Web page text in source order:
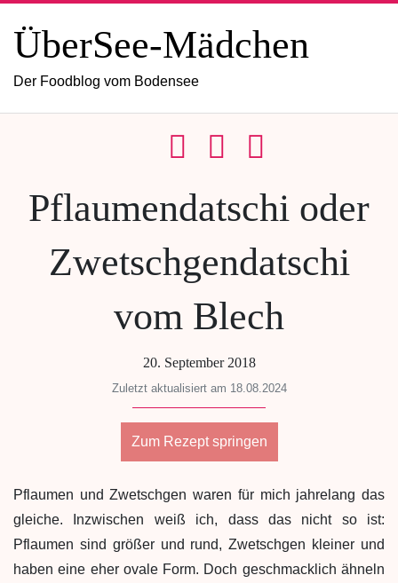
ÜberSee-Mädchen
Der Foodblog vom Bodensee
Pflaumendatschi oder
Zwetschgendatschi
vom Blech
20. September 2018
Zuletzt aktualisiert am 18.08.2024
Zum Rezept springen
Pflaumen und Zwetschgen waren für mich jahrelang das
gleiche. Inzwischen weiß ich, dass das nicht so ist:
Pflaumen sind größer und rund, Zwetschgen kleiner und
haben eine eher ovale Form. Doch geschmacklich ähneln